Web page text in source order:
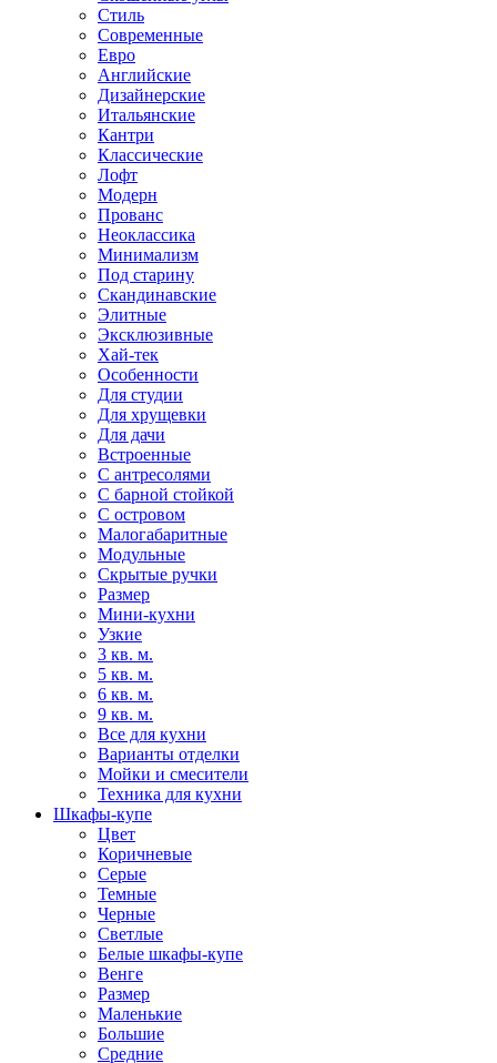
Стиль
Современные
Евро
Английские
Дизайнерские
Итальянские
Кантри
Классические
Лофт
Модерн
Прованс
Неоклассика
Минимализм
Под старину
Скандинавские
Элитные
Эксклюзивные
Хай-тек
Особенности
Для студии
Для хрущевки
Для дачи
Встроенные
С антресолями
С барной стойкой
С островом
Малогабаритные
Модульные
Скрытые ручки
Размер
Мини-кухни
Узкие
3 кв. м.
5 кв. м.
6 кв. м.
9 кв. м.
Все для кухни
Варианты отделки
Мойки и смесители
Техника для кухни
Шкафы-купе
Цвет
Коричневые
Серые
Темные
Черные
Светлые
Белые шкафы-купе
Венге
Размер
Маленькие
Большие
Средние